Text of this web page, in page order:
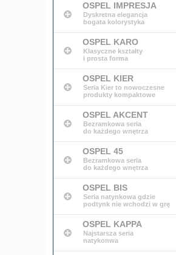
OSPEL IMPRESJA
Dyskretna elegancja
bogata kolorystyka
OSPEL KARO
Klasyczne kształty
i prosta forma
OSPEL KIER
Seria Kier to nowoczesne
produkty kompaktowe
OSPEL AKCENT
Bezramkowa seria
do każdego wnętrza
OSPEL 45
Bezramkowa seria
do każdego wnętrza
OSPEL BIS
Seria natynkowa gdzie
podtynk nie wchodzi w grę
OSPEL KAPPA
Najstarsza seria
natykonwa